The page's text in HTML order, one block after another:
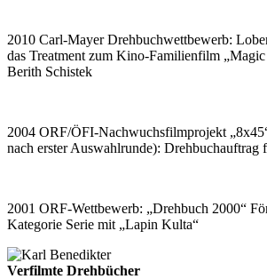
2010 Carl-Mayer Drehbuchwettbewerb:
das Treatment zum Kino-Familienfilm
Berith Schistek
2004 ORF/ÖFI-Nachwuchsfilmprojekt
nach erster Auswahlrunde): Drehbuchauftrag
2001 ORF-Wettbewerb: „Drehbuch 2000“
Kategorie Serie mit „Lapin Kulta“
Verfilmte Drehbücher